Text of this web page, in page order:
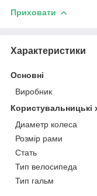
Приховати
Характеристики
Основні
Виробник
Користувальницькі
Диаметр колеса
Розмір рами
Стать
Тип велосипеда
Тип гальм